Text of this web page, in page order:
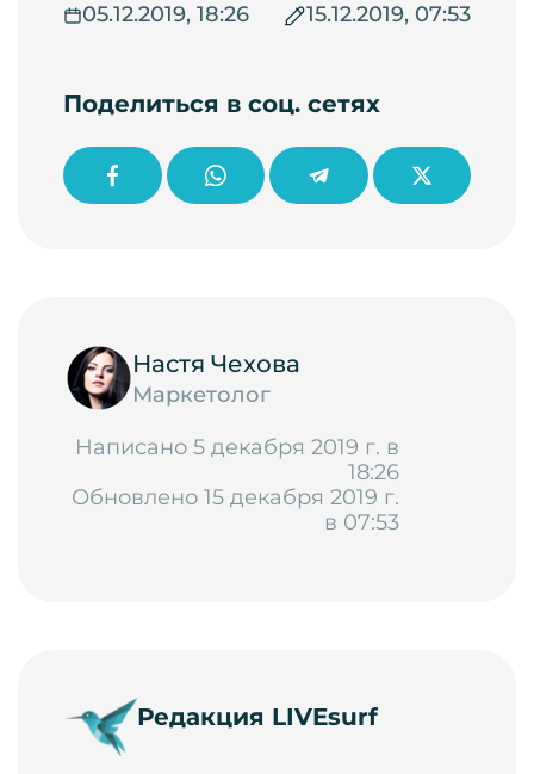
05.12.2019, 18:26
15.12.2019, 07:53
Поделиться в соц. сетях
Настя Чехова
Маркетолог
Написано 5 декабря 2019 г. в
18:26
Обновлено 15 декабря 2019 г.
в 07:53
Редакция LIVEsurf